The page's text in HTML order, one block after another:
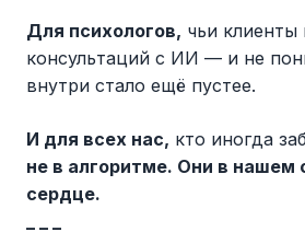
Для психологов, чьи клиенты
консультаций с ИИ — и не
внутри стало ещё пустее.
И для всех нас, кто иногда
не в алгоритме. Они в нашем
сердце.